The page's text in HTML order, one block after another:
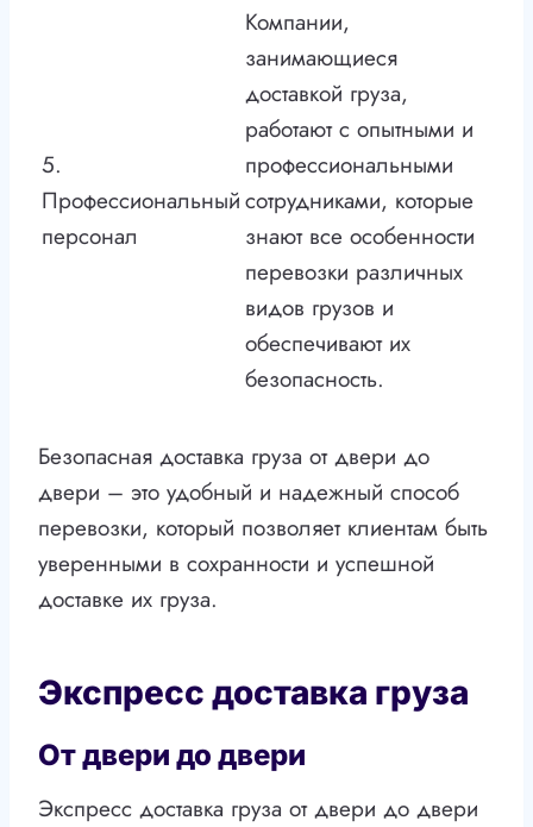
5.
Профессиональный
персонал
Компании,
занимающиеся
доставкой груза,
работают с опытными и
профессиональными
сотрудниками, которые
знают все особенности
перевозки различных
видов грузов и
обеспечивают их
безопасность.
Безопасная доставка груза от двери до
двери – это удобный и надежный способ
перевозки, который позволяет клиентам быть
уверенными в сохранности и успешной
доставке их груза.
Экспресс доставка груза
От двери до двери
Экспресс доставка груза от двери до двери